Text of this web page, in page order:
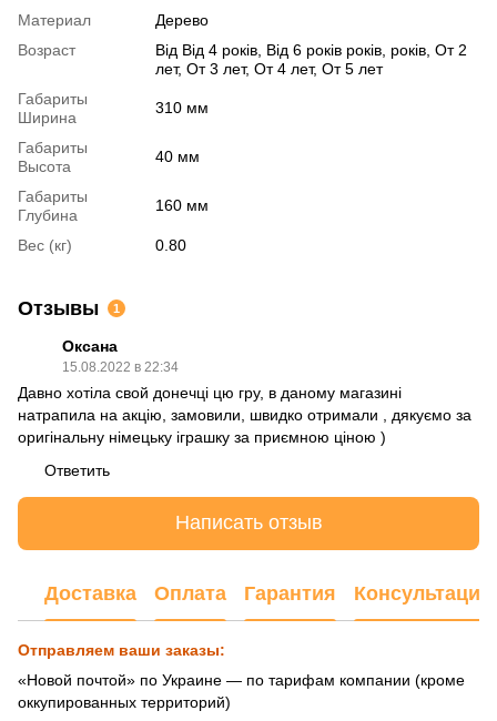
Материал
Дерево
Возраст
Від Від 4 років, Від 6 років років, років, От 2
лет, От 3 лет, От 4 лет, От 5 лет
Габариты
Ширина
310 мм
Габариты
Высота
40 мм
Габариты
Глубина
160 мм
Вес (кг) 0.80
Отзывы 1
Оксана
15.08.2022 в 22:34
Давно хотіла свой донечці цю гру, в даному магазині
натрапила на акцію, замовили, швидко отримали , дякуємо за
оригінальну німецьку іграшку за приємною ціною )
Ответить
Написать отзыв
Доставка Оплата Гарантия Консультация
Отправляем ваши заказы:
«Новой почтой» по Украине — по тарифам компании (кроме
оккупированных территорий)